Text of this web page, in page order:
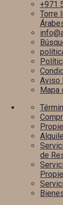
+971
Torre
Aviso
Mapa
de